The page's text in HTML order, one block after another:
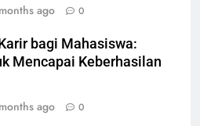
ago 0
bagi Mahasiswa:
Mencapai Keberhasilan
ago 0